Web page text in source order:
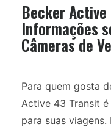
Becker
Informações
Câmeras de
Para quem gosta
Active 43 Transit
para suas